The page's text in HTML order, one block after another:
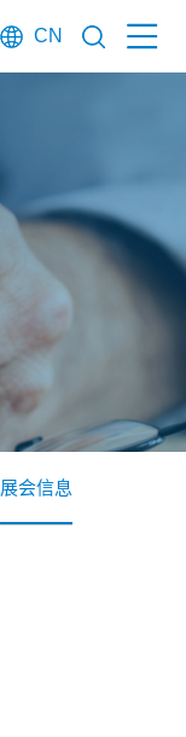
CN
展会信息